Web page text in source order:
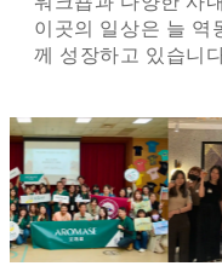
이곳의 일상은 늘 역
께 성장하고 있습니